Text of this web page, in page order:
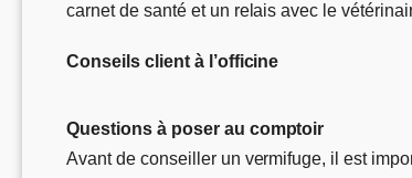
carnet de santé et un relais avec le
Conseils client à l’officine
Questions à poser au comptoir
Avant de conseiller un vermifuge, il est